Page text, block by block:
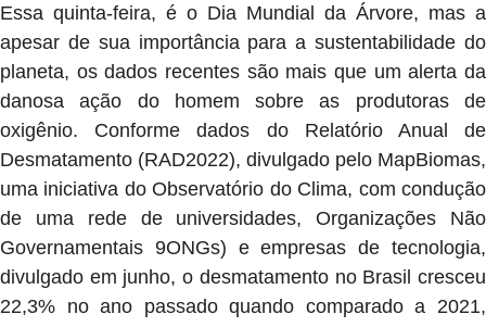
Essa quinta-feira, é o Dia Mundial da Árvore, mas a
apesar de sua importância para a sustentabilidade do
planeta, os dados recentes são mais que um alerta da
danosa ação do homem sobre as produtoras de
oxigênio. Conforme dados do Relatório Anual de
Desmatamento (RAD2022), divulgado pelo MapBiomas,
uma iniciativa do Observatório do Clima, com condução
de uma rede de universidades, Organizações Não
Governamentais 9ONGs) e empresas de tecnologia,
divulgado em junho, o desmatamento no Brasil cresceu
22,3% no ano passado quando comparado a 2021,